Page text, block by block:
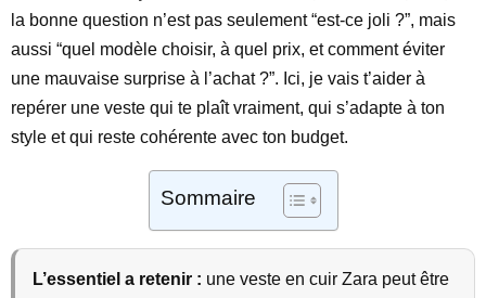
la bonne question n’est pas seulement “est-ce joli ?”, mais
aussi “quel modèle choisir, à quel prix, et comment éviter
une mauvaise surprise à l’achat ?”. Ici, je vais t’aider à
repérer une veste qui te plaît vraiment, qui s’adapte à ton
style et qui reste cohérente avec ton budget.
Sommaire
L’essentiel a retenir : une veste en cuir Zara peut être